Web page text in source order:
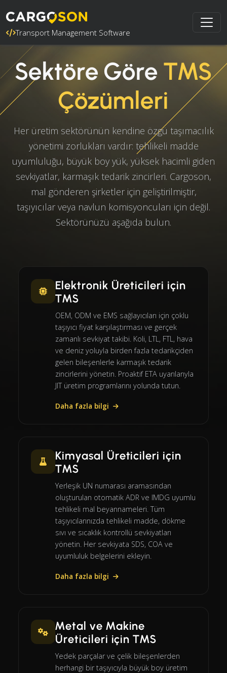
Transport Management Software
Sektöre GöreTMS
Çözümleri
Her üretim sektörünün kendine özgü taşımacılık
yönetimi zorlukları vardır: tehlikeli madde
uyumluluğu, büyük boy yük, yüksek hacimli giden
sevkiyatlar, karmaşık tedarik zincirleri. Cargoson,
mal gönderen şirketler için geliştirilmiştir,
taşıyıcılar veya navlun komisyoncuları için değil.
Sektörünüzü aşağıda bulun.
Elektronik Üreticileri için
TMS
OEM, ODM ve EMS sağlayıcıları için çoklu
taşıyıcı fiyat karşılaştırması ve gerçek
zamanlı sevkiyat takibi. Koli, LTL, FTL, hava
ve deniz yoluyla birden fazla tedarikçiden
gelen bileşenlerle karmaşık tedarik
zincirlerini yönetin. Proaktif ETA uyarılarıyla
JIT üretim programlarını yolunda tutun.
Daha fazla bilgi
Kimyasal Üreticileri için
TMS
Yerleşik UN numarası aramasından
oluşturulan otomatik ADR ve IMDG uyumlu
tehlikeli mal beyannameleri. Tüm
taşıyıcılarınızda tehlikeli madde, dökme
sıvı ve sıcaklık kontrollü sevkiyatları
yönetin. Her sevkiyata SDS, COA ve
uyumluluk belgelerini ekleyin.
Daha fazla bilgi
Metal ve Makine
Üreticileri için TMS
Yedek parçalar ve çelik bileşenlerden
herhangi bir taşıyıcıyla büyük boy üretim